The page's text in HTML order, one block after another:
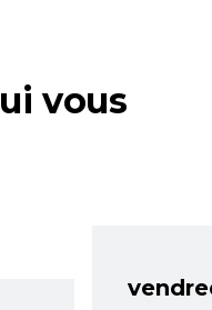
vous